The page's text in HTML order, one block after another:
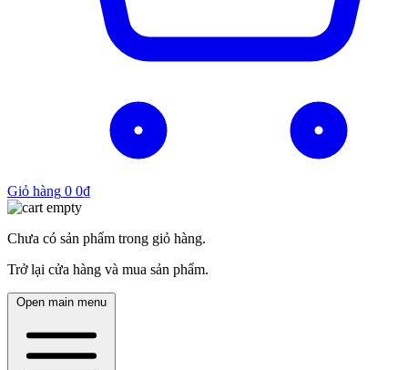
Giỏ hàng 0 0₫
Chưa có sản phẩm trong giỏ hàng.
Trở lại cửa hàng và mua sản phẩm.
Open main menu